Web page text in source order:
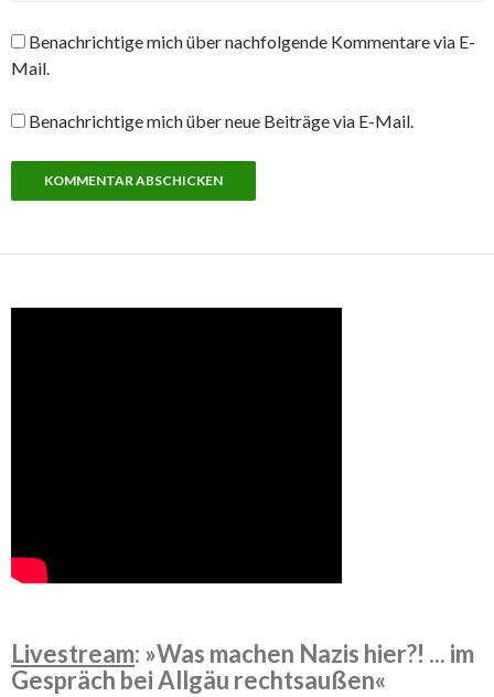
Benachrichtige mich über nachfolgende Kommentare via E-
Mail.
Benachrichtige mich über neue Beiträge via E-Mail.
Livestream: »Was machen Nazis hier?! ... im
Gespräch bei Allgäu rechtsaußen«